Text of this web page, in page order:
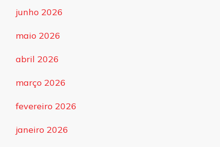
junho 2026
maio 2026
abril 2026
março 2026
fevereiro 2026
janeiro 2026